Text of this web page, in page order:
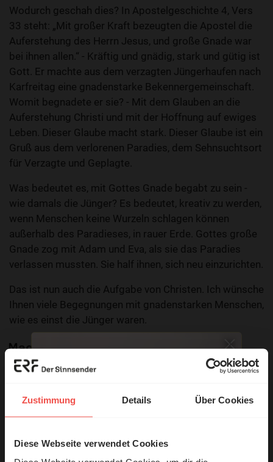
Zustimmung Details Über Cookies
Diese Webseite verwendet Cookies
Wodurch geschah dies? In Apostelgeschichte 4, Vers
33 steht: „Mit großer Kraft bezeugten die Apostel die
Auferstehung des Herrn Jesus, und große Gnade war
bei ihnen allen.“ - Kräftig und gnädig, stark und gütig ist
Gott. Er machte aus dem verzagten Jüngerhaufen nach
Karfreitag eine gnadenstarke Bekennergemeinschaft.
Womit begnadete er sie? - Mit dem Glauben an die
Auferstehung Christi und mit der Hoffnung auf ewiges
Leben. Dieser Glaube macht stark. Dieser Glaube ist ein
Gruß aus dem verlorenen Paradies, dem Sehnsuchtsort
für Verzagte und Geplagte.
Was bedeutet es, mit Gottes Gnade begabt zu sein -
wie damals die Jünger? Es bedeutet, kreativ zu werden,
wenn Menschen keine Wurzeln schlagen können
außerhalb des Paradieses, in rauer Erde. Gottes große
Gnade zog mit Adam und Eva, als sie das Paradies
verlassen mussten. Sie half ihnen, sich neu einzurichten.
Das ist nun auch die Aufgabe von Christen. Ich wünsche
Ihnen viele Begegnungen mit gnadenstarken Menschen,
wie es einst die Jünger waren.
Mag. Theol. Rositta Krämer
© Ruth Schneider / ERF